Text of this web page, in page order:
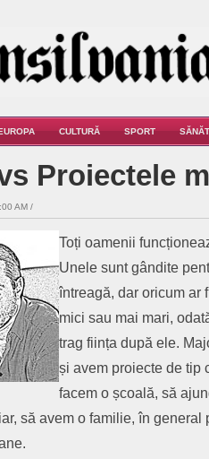
CULTURĂ SPORT
Proiectele
AM /
Toți oamenii
Unele sunt gândite
întreagă, dar oricum ar
mici sau mai mari,
trag ființa după ele.
și avem proiecte de tip
facem o școală, să
să avem o familie, în general